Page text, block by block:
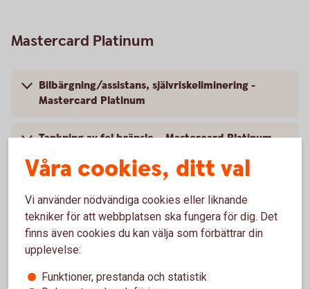
Mastercard Platinum
Bilbärgning/assistans, självriskeliminering -
Mastercard Platinum
Tankning av fel bränsle – Mastercard Platinum
Villkor - Mastercard Platinum
Kontakt Mastercard Platinum
Våra cookies, ditt val
Vi använder nödvändiga cookies eller liknande
tekniker för att webbplatsen ska fungera för dig. Det
finns även cookies du kan välja som förbättrar din
upplevelse:
Funktioner, prestanda och statistik